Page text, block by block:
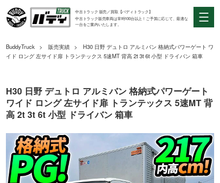
中古トラック 販売／買取【バディトラック】
中古トラック販売車両は常時100台以上！ご予算に応じて、最適な
一台をご案内いたします。
BuddyTruck 販売実績
H30 日野 デュトロ アルミバン 格納式パワーゲート ワ
イド ロング 左サイド扉 トランテックス 5速MT 背高 2t 3t 6t 小型 ドライバン 箱車
H30 日野 デュトロ アルミバン 格納式パワーゲート
ワイド ロング 左サイド扉 トランテックス 5速MT 背
高 2t 3t 6t 小型 ドライバン 箱車